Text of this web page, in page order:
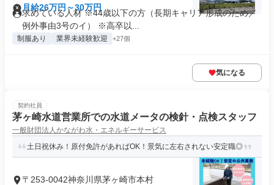
月給26万円～30万円
求めている人材 ※44歳以下の方（長期キャリア形成のため／
例外事由3号のイ） ※高卒以...
制服あり 業界未経験歓迎 +27個
気になる
契約社員
茅ヶ崎水道営業所での水道メータの検針・点検スタッフ
一般財団法人かながわ水・エネルギーサービス
土日祝休み！原付免許があればOK！景気に左右されない安定職◎
〒253-0042神奈川県茅ヶ崎市本村